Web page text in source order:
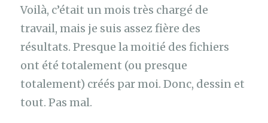
Voilà, c’était un mois très chargé de
travail, mais je suis assez fière des
résultats. Presque la moitié des fichiers
ont été totalement (ou presque
totalement) créés par moi. Donc, dessin et
tout. Pas mal.